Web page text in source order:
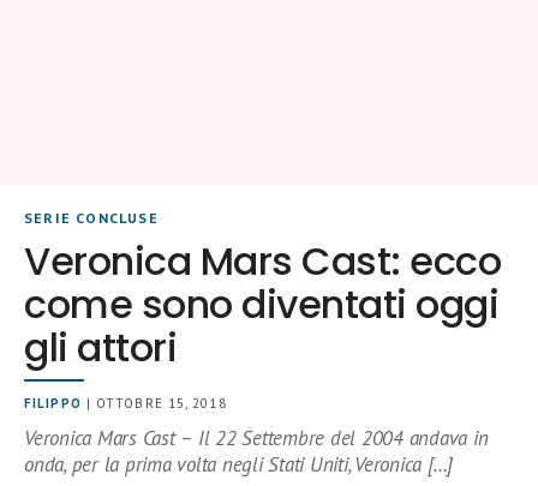
SERIE CONCLUSE
Veronica Mars Cast: ecco
come sono diventati oggi
gli attori
FILIPPO | OTTOBRE 15, 2018
Veronica Mars Cast – Il 22 Settembre del 2004 andava in
onda, per la prima volta negli Stati Uniti, Veronica […]